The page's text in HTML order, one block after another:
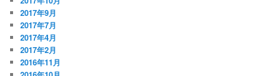
2017年9月
2017年7月
2017年4月
2017年2月
2016年11月